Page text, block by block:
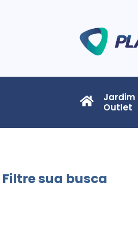
Jardim
Outlet
Filtre sua busca